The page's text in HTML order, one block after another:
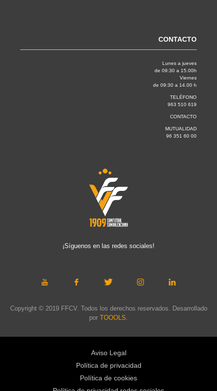
CONTACTO
Lunes a jueves
de 09:30 a 15.00h
Viernes
de 09:30 a 14.00 h
TELÉFONO
963 510 619
CONTACTO
MUTUALIDAD
96 351 60 00
¡Síguenos en las redes sociales!
Copyright © 2019 FFCV. Todos los derechos reservados. Desarrollado
por TOOOLS.
Aviso Legal
Política de privacidad
Política de cookies